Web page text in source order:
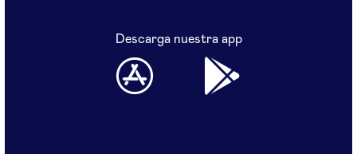
Descarga nuestra app